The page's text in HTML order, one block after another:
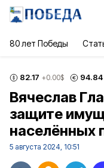
80 лет Победы
82.17 +0.00$ 94.84
Вячеслав
защите
населённых
5 августа 2024, 10:51